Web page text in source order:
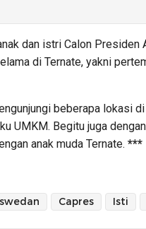
dan istri Calon
di Ternate, yakni
beberapa lokasi
UMKM. Begitu juga
anak muda Ternate. ***
Capres Isti